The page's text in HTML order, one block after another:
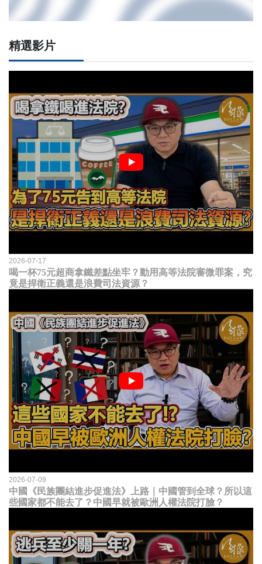
精選影片
2026-07-17
喝一杯75元超商拿鐵差點坐牢？動用高等法院審微罪案，究
竟是捍衛正義還是浪費司法資源？
2026-07-09
中國《民族團結進步促進法》上路｜中國管到全球？所以這
些國家都不能去了？中國早就被歐洲人權法院打臉？